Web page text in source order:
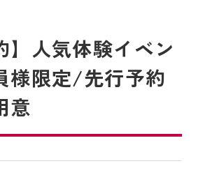
】人気体験イベン
様限定/先行予約
意